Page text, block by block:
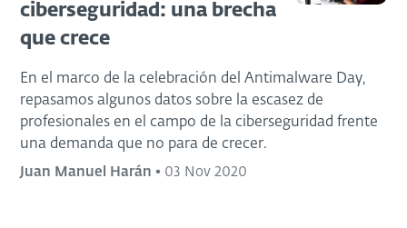
ciberseguridad: una brecha
que crece
En el marco de la celebración del Antimalware Day,
repasamos algunos datos sobre la escasez de
profesionales en el campo de la ciberseguridad frente
una demanda que no para de crecer.
Juan Manuel Harán • 03 Nov 2020